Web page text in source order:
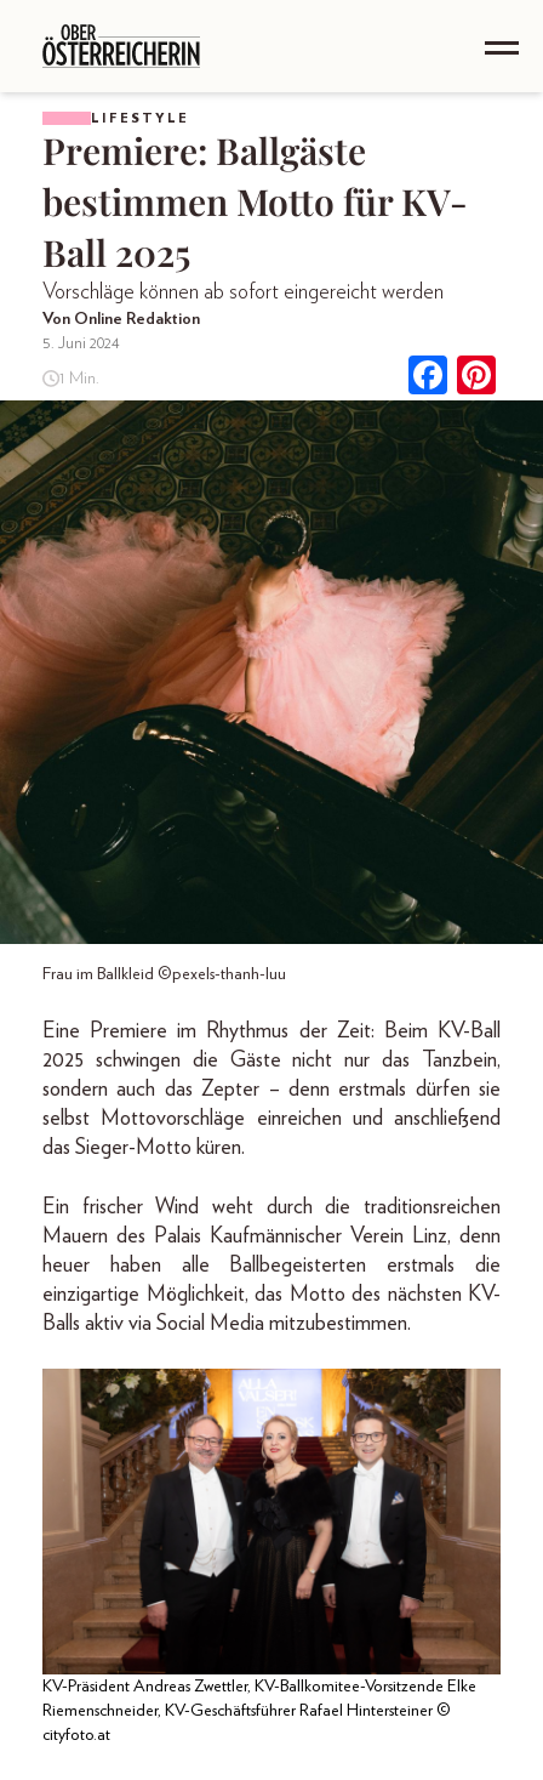
LIFESTYLE
Premiere: Ballgäste
bestimmen Motto für KV-
Ball 2025
Vorschläge können ab sofort eingereicht werden
Von Online Redaktion
5. Juni 2024
1 Min.
Frau im Ballkleid ©pexels-thanh-luu
Eine Premiere im Rhythmus der Zeit: Beim KV-Ball
2025 schwingen die Gäste nicht nur das Tanzbein,
sondern auch das Zepter – denn erstmals dürfen sie
selbst Mottovorschläge einreichen und anschließend
das Sieger-Motto küren.
Ein frischer Wind weht durch die traditionsreichen
Mauern des Palais Kaufmännischer Verein Linz, denn
heuer haben alle Ballbegeisterten erstmals die
einzigartige Möglichkeit, das Motto des nächsten KV-
Balls aktiv via Social Media mitzubestimmen.
KV-Präsident Andreas Zwettler, KV-Ballkomitee-Vorsitzende Elke
Riemenschneider, KV-Geschäftsführer Rafael Hintersteiner ©
cityfoto.at